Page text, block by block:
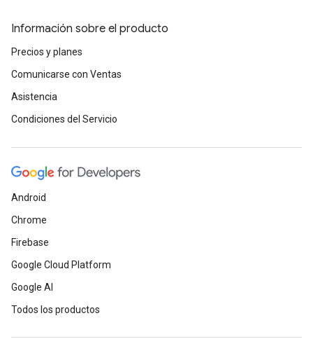
Información sobre el producto
Precios y planes
Comunicarse con Ventas
Asistencia
Condiciones del Servicio
Android
Chrome
Firebase
Google Cloud Platform
Google AI
Todos los productos